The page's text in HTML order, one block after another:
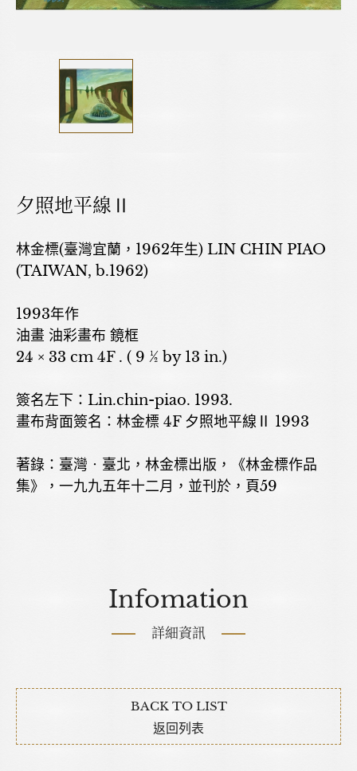
夕照地平線Ⅱ
林金標(臺灣宜蘭，1962年生) LIN CHIN PIAO
(TAIWAN, b.1962)
1993年作
油畫 油彩畫布 鏡框
24 × 33 cm 4F . ( 9 ½ by 13 in.)
簽名左下：Lin.chin-piao. 1993.
畫布背面簽名：林金標 4F 夕照地平線Ⅱ 1993
著錄：臺灣‧臺北，林金標出版，《林金標作品
集》，一九九五年十二月，並刊於，頁59
Infomation
詳細資訊
BACK TO LIST
返回列表